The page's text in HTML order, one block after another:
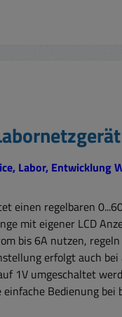
Labor, Entwicklung
einen regelbaren
mit eigener LCD
bis 6A nutzen,
erfolgt auch
1V umgeschaltet
Bedienung